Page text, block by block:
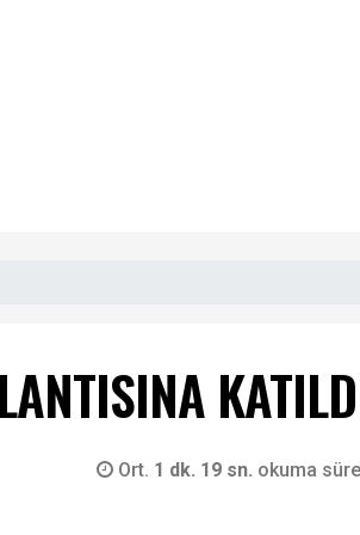
Ort. 1 dk. 19 sn. okuma